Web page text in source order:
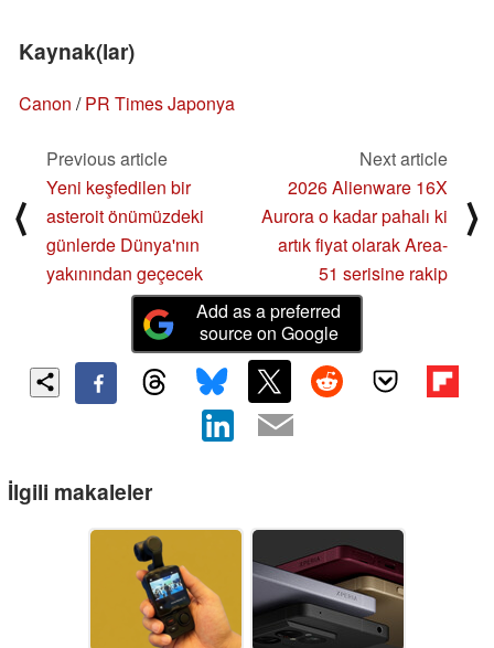
Kaynak(lar)
Canon /PR Times Japonya
⟨
Previous article
Yeni keşfedilen bir
asteroit önümüzdeki
günlerde Dünya'nın
yakınından geçecek
Next article
2026 Alienware 16X
Aurora o kadar pahalı ki
artık fiyat olarak Area-
51 serisine rakip
⟩
Add as a preferred
source on Google
İlgili makaleler